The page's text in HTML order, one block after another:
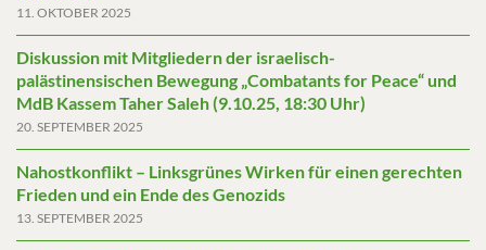
11. OKTOBER 2025
Diskussion mit Mitgliedern der israelisch-
palästinensischen Bewegung „Combatants for Peace“ und
MdB Kassem Taher Saleh (9.10.25, 18:30 Uhr)
20. SEPTEMBER 2025
Nahostkonflikt – Linksgrünes Wirken für einen gerechten
Frieden und ein Ende des Genozids
13. SEPTEMBER 2025